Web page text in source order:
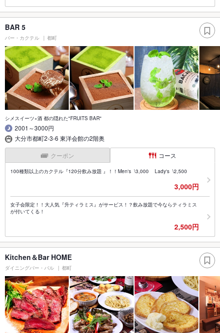
BAR 5
バー・カクテル 都町
シメスイーツ×酒 都の隠れた"FRUITS BAR"
2001～3000円
大分市都町2-3-6 東洋会館の2階奥
クーポン コース
100種類以上のカクテル『120分飲み放題 』！！Men's \3,000 Lady's \2,500
3,000円
女子会限定！！大人気『升ティラミス』がサービス！？飲み放題で今ならティラミス
が付いてくる！
2,500円
Kitchen＆Bar HOME
ダイニングバー・バル 都町